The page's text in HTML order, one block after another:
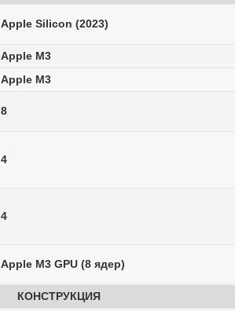
Apple Silicon (2023)
Apple M3
Apple M3
8
4
4
Apple M3 GPU (8 ядер)
КОНСТРУКЦИЯ